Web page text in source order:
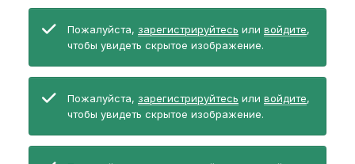
Пожалуйста, зарегистрируйтесь или войдите,
чтобы увидеть скрытое изображение.
Пожалуйста, зарегистрируйтесь или войдите,
чтобы увидеть скрытое изображение.